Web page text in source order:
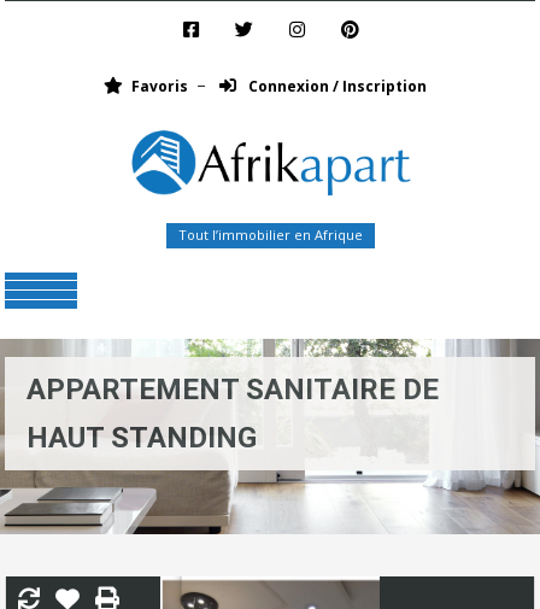
Favoris Connexion / Inscription
Tout l’immobilier en Afrique
APPARTEMENT SANITAIRE DE
HAUT STANDING